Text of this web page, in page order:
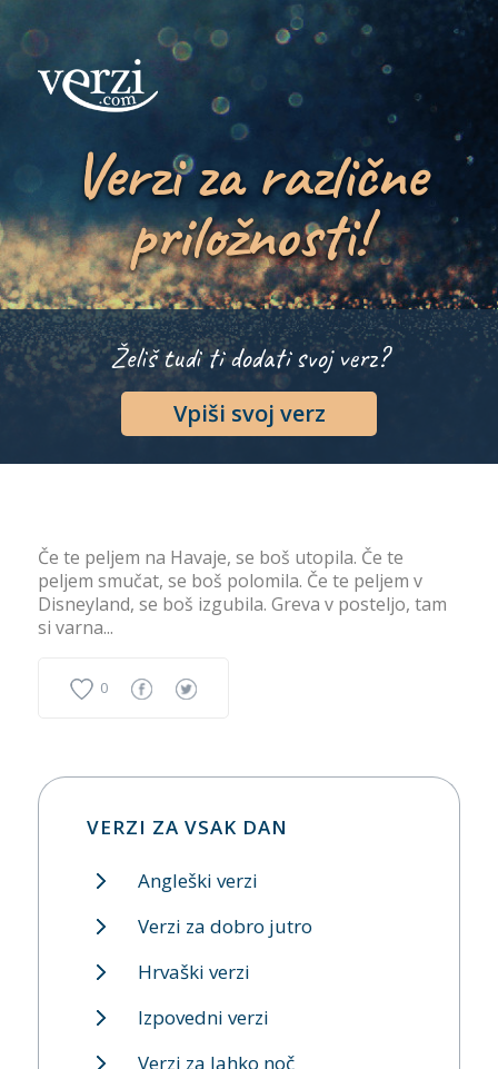
Verzi za različne
priložnosti!
Želiš tudi ti dodati svoj verz?
Vpiši svoj verz
Če te peljem na Havaje, se boš utopila. Če te
peljem smučat, se boš polomila. Če te peljem v
Disneyland, se boš izgubila. Greva v posteljo, tam
si varna...
0
VERZI ZA VSAK DAN
Angleški verzi
Verzi za dobro jutro
Hrvaški verzi
Izpovedni verzi
Verzi za lahko noč